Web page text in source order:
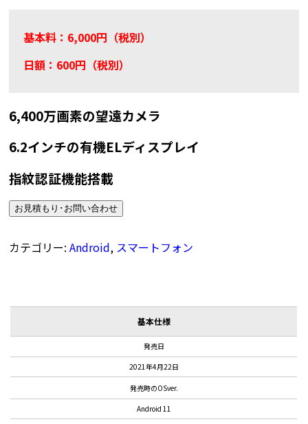
基本料：6,000円（税別）
日額：600円（税別）
6,400万画素の望遠カメラ
6.2インチの有機ELディスプレイ
指紋認証機能搭載
お見積もり･お問い合わせ
カテゴリー:Android, スマートフォン
基本仕様
発売日
2021年4月22日
発売時のOSver.
Android 11